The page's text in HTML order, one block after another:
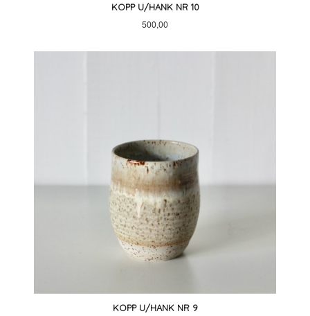
KOPP U/HANK NR 10
Pris
500,00
KOPP U/HANK NR 9